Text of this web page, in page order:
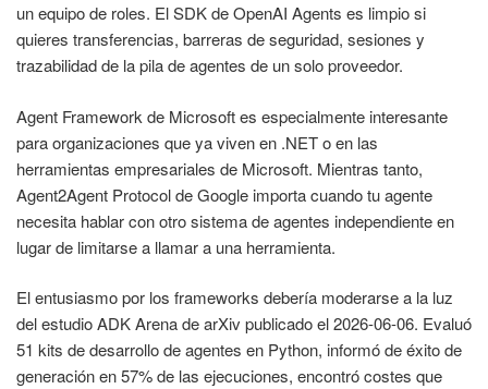
un equipo de roles. El SDK de OpenAI Agents es limpio si
quieres transferencias, barreras de seguridad, sesiones y
trazabilidad de la pila de agentes de un solo proveedor.
Agent Framework de Microsoft es especialmente interesante
para organizaciones que ya viven en .NET o en las
herramientas empresariales de Microsoft. Mientras tanto,
Agent2Agent Protocol de Google importa cuando tu agente
necesita hablar con otro sistema de agentes independiente en
lugar de limitarse a llamar a una herramienta.
El entusiasmo por los frameworks debería moderarse a la luz
del estudio ADK Arena de arXiv publicado el 2026-06-06. Evaluó
51 kits de desarrollo de agentes en Python, informó de éxito de
generación en 57% de las ejecuciones, encontró costes que